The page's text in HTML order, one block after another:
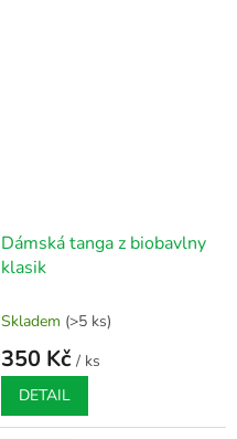
Dámská tanga z biobavlny
klasik
Skladem (>5 ks)
350 Kč / ks
DETAIL